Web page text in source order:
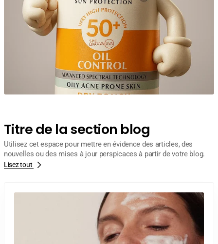
Titre de la section blog
Utilisez cet espace pour mettre en évidence des articles, des
nouvelles ou des mises à jour perspicaces à partir de votre blog.
Lisez tout